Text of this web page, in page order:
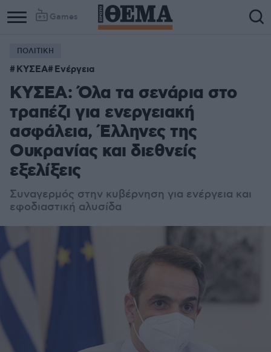
Games
ΠΟΛΙΤΙΚΗ
ΚΥΣΕΑ Ενέργεια
ΚΥΣΕΑ: Όλα τα σενάρια στο
τραπέζι για ενεργειακή
ασφάλεια, Έλληνες της
Ουκρανίας και διεθνείς
εξελίξεις
Συναγερμός στην κυβέρνηση για ενέργεια και
εφοδιαστική αλυσίδα